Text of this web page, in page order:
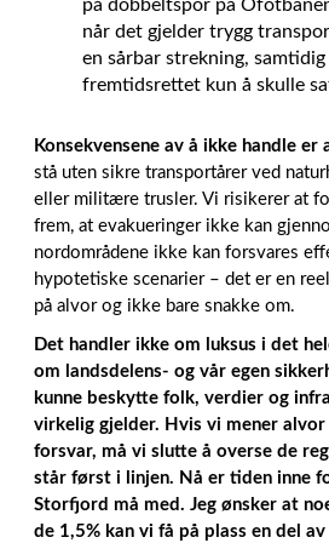
på dobbeltspor på
når det gjelder trygg
en sårbar strekning,
fremtidsrettet kun å skulle
Konsekvensene av å ikke handle er
stå uten sikre transportårer ved
eller militære trusler. Vi risikerer at
frem, at evakueringer ikke kan
nordområdene ikke kan forsvares
hypotetiske scenarier – det er en
på alvor og ikke bare snakke om.
Det handler ikke om luksus i det
om landsdelens- og vår egen
kunne beskytte folk, verdier og
virkelig gjelder. Hvis vi mener
forsvar, må vi slutte å overse de
står først i linjen. Nå er tiden inne
Storfjord må med. Jeg ønsker at
de 1,5% kan vi få på plass en del